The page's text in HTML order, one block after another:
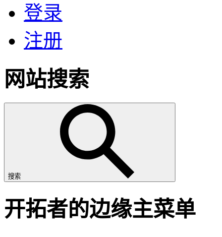
登录
注册
网站搜索
搜索
开拓者的边缘主菜单